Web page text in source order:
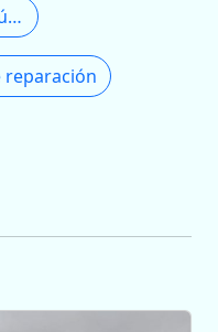
Hacienda e Infraestructura Pública
reparación